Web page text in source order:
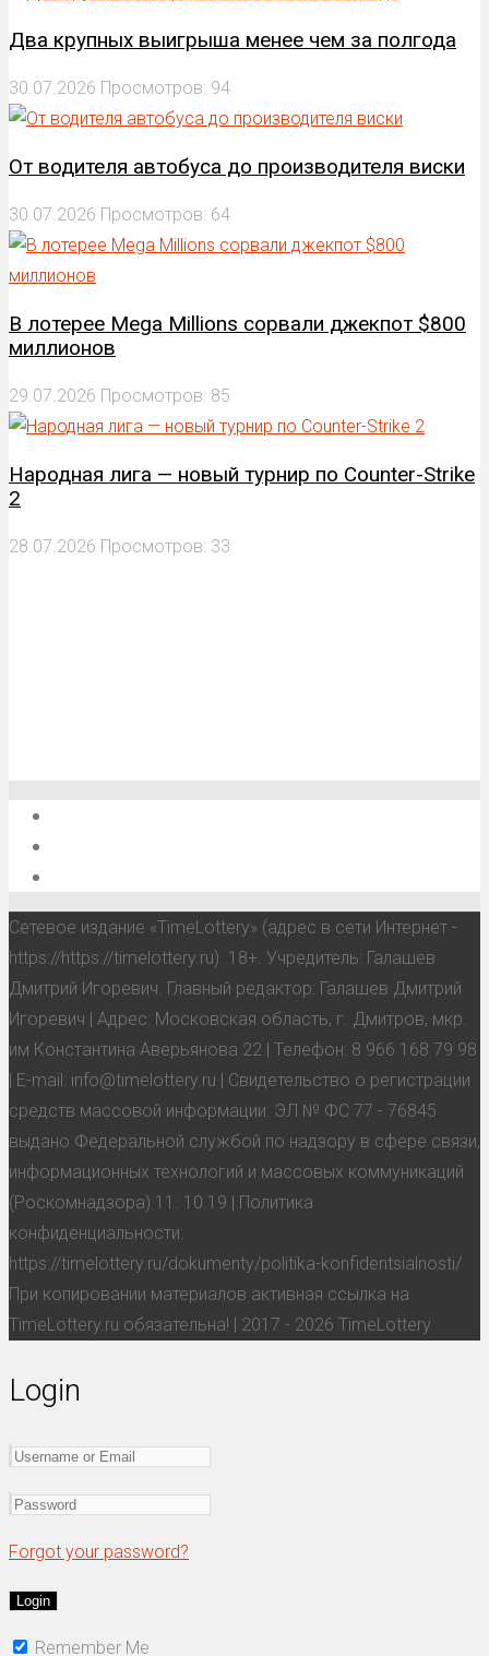
Два крупных выигрыша менее чем за полгода
30.07.2026 Просмотров: 94
От водителя автобуса до производителя виски
30.07.2026 Просмотров: 64
В лотерее Mega Millions сорвали джекпот $800
миллионов
29.07.2026 Просмотров: 85
Народная лига — новый турнир по Counter-Strike
2
28.07.2026 Просмотров: 33
Сетевое издание «TimeLottery» (адрес в сети Интернет -
https://https://timelottery.ru). 18+. Учредитель: Галашев
Дмитрий Игоревич. Главный редактор: Галашев Дмитрий
Игоревич | Адрес: Московская область, г. Дмитров, мкр.
им Константина Аверьянова 22 | Телефон: 8 966 168 79 98
| E-mail: info@timelottery.ru | Свидетельство о регистрации
средств массовой информации: ЭЛ № ФС 77 - 76845
выдано Федеральной службой по надзору в сфере связи,
информационных технологий и массовых коммуникаций
(Роскомнадзора) 11. 10.19 | Политика
конфиденциальности:
https://timelottery.ru/dokumenty/politika-konfidentsialnosti/
При копировании материалов активная ссылка на
TimeLottery.ru обязательна! | 2017 - 2026 TimeLottery
Login
Forgot your password?
Remember Me